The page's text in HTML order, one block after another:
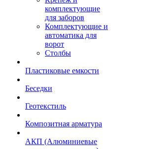
комплектующие
для заборов
Комплектующие и
автоматика для
ворот
Столбы
Пластиковые емкости
Беседки
Геотекстиль
Композитная арматура
АКП (Алюминиевые